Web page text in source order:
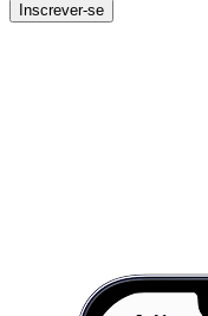
Inscrever-se